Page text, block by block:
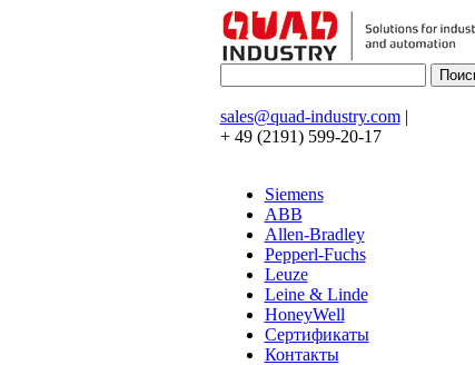
sales@quad-industry.com|
+ 49 (2191) 599-20-17
Siemens
ABB
Allen-Bradley
Pepperl-Fuchs
Leuze
Leine & Linde
HoneyWell
Сертификаты
Контакты